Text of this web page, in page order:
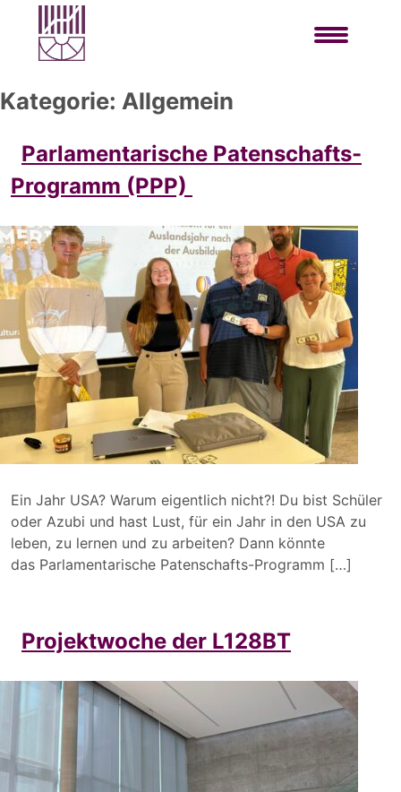
Kategorie: Allgemein
Parlamentarische Patenschafts-
Programm (PPP)
Ein Jahr USA? Warum eigentlich nicht?! Du bist Schüler
oder Azubi und hast Lust, für ein Jahr in den USA zu
leben, zu lernen und zu arbeiten? Dann könnte
das Parlamentarische Patenschafts-Programm […]
Projektwoche der L128BT